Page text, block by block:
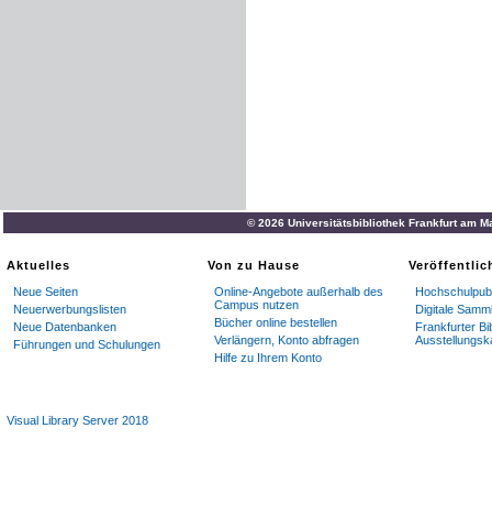
© 2026 Universitätsbibliothek Frankfurt am
Aktuelles
Neue Seiten
Neuerwerbungslisten
Neue Datenbanken
Führungen und Schulungen
Von zu Hause
Online-Angebote außerhalb des
Campus nutzen
Bücher online bestellen
Verlängern, Konto abfragen
Hilfe zu Ihrem Konto
Digitale
Frankfurter
Visual Library Server 2018